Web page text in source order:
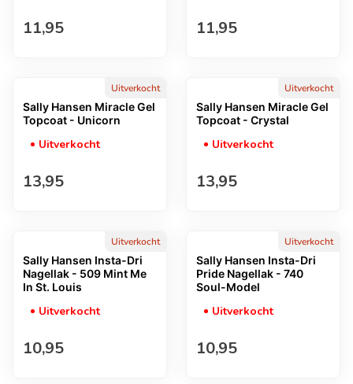
Normale prijs
11,95 Normale prijs
11,95
Uitverkocht
Sally Hansen Miracle Gel
Topcoat - Unicorn
Uitverkocht
Normale prijs
13,95
Uitverkocht
Sally Hansen Miracle Gel
Topcoat - Crystal
Uitverkocht
Normale prijs
13,95
Uitverkocht
Sally Hansen Insta-Dri
Nagellak - 509 Mint Me
In St. Louis
Uitverkocht
Normale prijs
10,95
Uitverkocht
Sally Hansen Insta-Dri
Pride Nagellak - 740
Soul-Model
Uitverkocht
Normale prijs
10,95